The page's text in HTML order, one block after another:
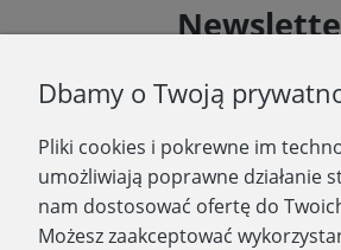
informacje o nowościach i
Dbamy o Twoją
Pliki cookies i pokrewne im
umożliwiają poprawne działanie
nam dostosować ofertę do
Możesz zaakceptować